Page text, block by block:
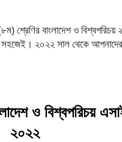
শ্রেণির বাংলাদেশ ও
২০২২ সাল থেকে আপনাদের
ও বিশ্বপরিচয়
২০২২